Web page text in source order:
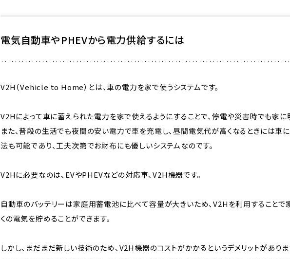
電気自動車やPHEVから電力供給するには
V2H（Vehicle to Home）とは、車の電力を家で使うシステムです。
V2Hによって車に蓄えられた電力を家で使えるようにすることで、停電や災害時でも家に
また、普段の生活でも夜間の安い電力で車を充電し、昼間電気代が高くなるときには車
法も可能であり、工夫次第でお財布にも優しいシステムなのです。
V2Hに必要なのは、EVやPHEVなどの対応車、V2H機器です。
自動車のバッテリーは家庭用蓄電池に比べて容量が大きいため、V2Hを利用すること
くの電気を貯めることができます。
しかし、まだまだ新しい技術のため、V2H機器のコストがかかるというデメリットがありま